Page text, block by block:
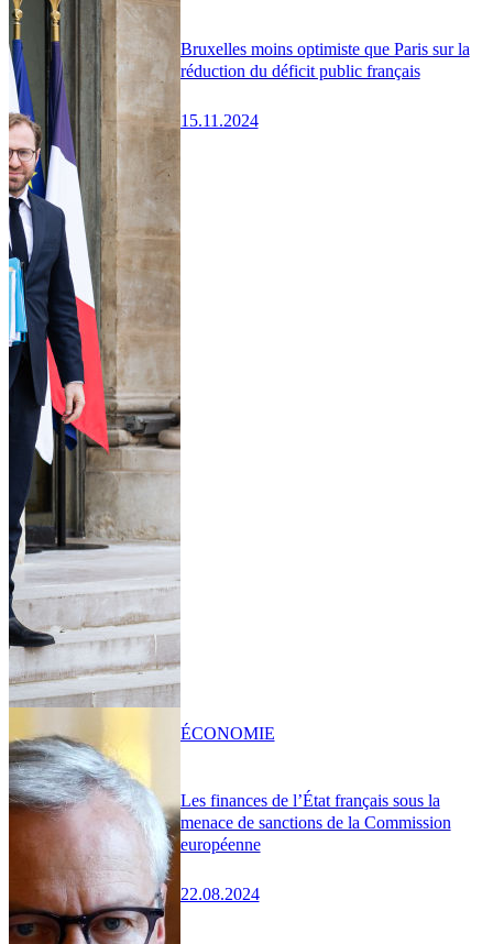
Bruxelles moins optimiste que Paris sur la
réduction du déficit public français
15.11.2024
Les finances de l’État français sous la
menace de sanctions de la Commission
européenne
22.08.2024
ÉCONOMIE